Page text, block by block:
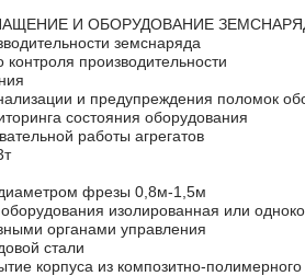
И ОБОРУДОВАНИЕ
земснаряда
производительности
и предупреждения поломок
состояния оборудования
работы агрегатов
фрезы 0,8м-1,5м
изолированная или
органами управления
стали
корпуса из композитно-полимерного